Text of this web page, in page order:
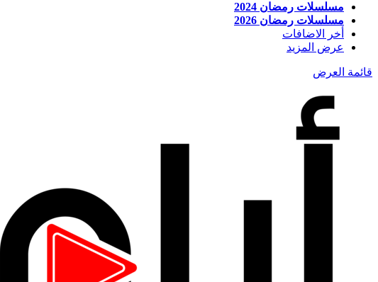
مسلسلات رمضان 2024
مسلسلات رمضان 2026
أخر الاضافات
عرض المزيد
قائمة العرض